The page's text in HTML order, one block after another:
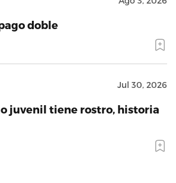
doble
Jul 30, 2026
juvenil tiene rostro, historia